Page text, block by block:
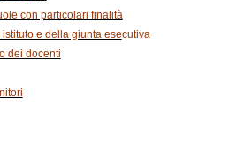
con particolari finalità
e della giunta esecutiva
dei docenti